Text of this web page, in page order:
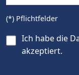
(*) Pflichtfelder
Ich habe die
akzeptiert.